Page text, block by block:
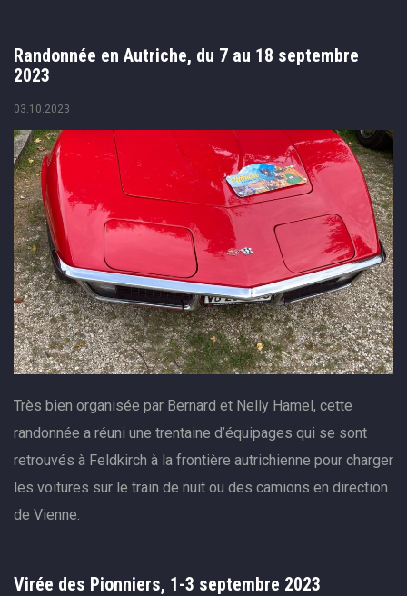
Randonnée en Autriche, du 7 au 18 septembre
2023
03.10.2023
Très bien organisée par Bernard et Nelly Hamel, cette
randonnée a réuni une trentaine d’équipages qui se sont
retrouvés à Feldkirch à la frontière autrichienne pour charger
les voitures sur le train de nuit ou des camions en direction
de Vienne.
Virée des Pionniers, 1-3 septembre 2023